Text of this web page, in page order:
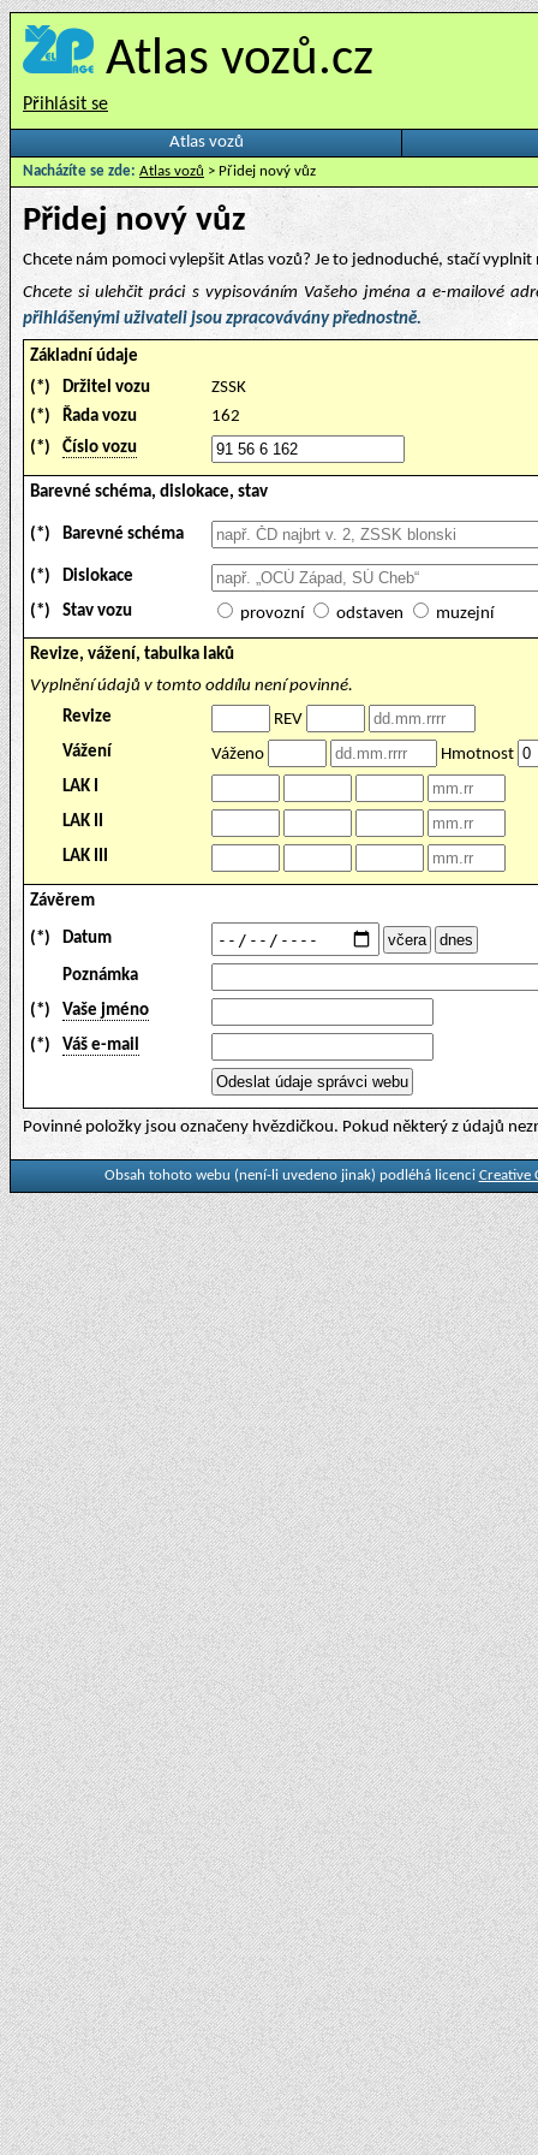
Atlas vozů.cz
Přihlásit se
Atlas vozů
Nacházíte se zde: Atlas vozů > Přidej nový vůz
Přidej nový vůz
Chcete nám pomoci vylepšit Atlas vozů? Je to jednoduché, stačí
Chcete si ulehčit práci s vypisováním Vašeho jména a e-mailové
přihlášenými uživateli jsou zpracovávány přednostně.
Základní údaje
(*)
Držitel vozu
ZSSK
(*)
Řada vozu
162
(*)
Číslo vozu
Barevné schéma, dislokace, stav
(*) Barevné schéma
(*)
Dislokace
(*)
Stav vozu provozní odstaven muzejní
Revize, vážení, tabulka laků
Vyplnění údajů v tomto oddílu není povinné.
Revize
REV
Vážení
Váženo
Hmotnost
LAK I
LAK II
LAK III
Závěrem
(*) Datum
Poznámka
(*)
Vaše jméno
(*)
Váš e-mail
Povinné položky jsou označeny hvězdičkou. Pokud některý z údajů
Obsah tohoto webu (není-li uvedeno jinak) podléhá licenci Creative